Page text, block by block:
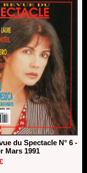
du Spectacle N° 6 -
Mars 1991